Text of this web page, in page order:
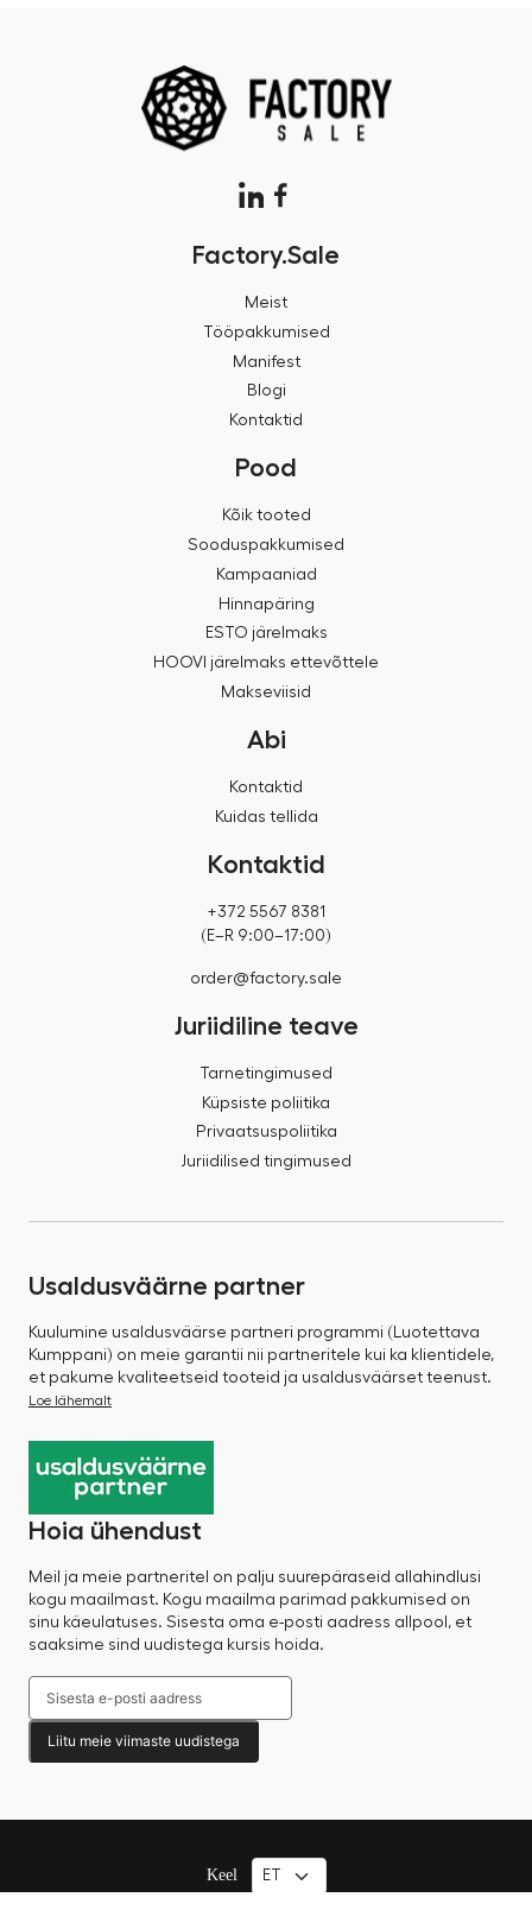
Factory.Sale
Meist
Tööpakkumised
Manifest
Blogi
Kontaktid
Pood
Kõik tooted
Sooduspakkumised
Kampaaniad
Hinnapäring
ESTO järelmaks
HOOVI järelmaks ettevõttele
Makseviisid
Abi
Kontaktid
Kuidas tellida
Kontaktid
+372 5567 8381
(E–R 9:00–17:00)
order@factory.sale
Juriidiline teave
Tarnetingimused
Küpsiste poliitika
Privaatsuspoliitika
Juriidilised tingimused
Usaldusväärne partner
Kuulumine usaldusväärse partneri programmi (Luotettava
Kumppani) on meie garantii nii partneritele kui ka klientidele,
et pakume kvaliteetseid tooteid ja usaldusväärset teenust.
Loe lähemalt
Hoia ühendust
Meil ja meie partneritel on palju suurepäraseid allahindlusi
kogu maailmast. Kogu maailma parimad pakkumised on
sinu käeulatuses. Sisesta oma e-posti aadress allpool, et
saaksime sind uudistega kursis hoida.
Liitu meie viimaste uudistega
Keel